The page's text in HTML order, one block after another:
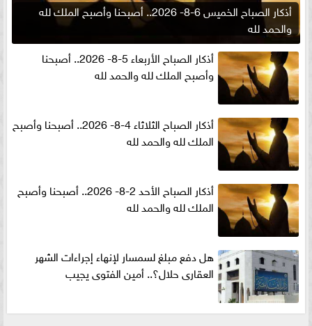
أذكار الصباح الخميس 6-8- 2026.. أصبحنا وأصبح الملك لله
والحمد لله
أذكار الصباح الأربعاء 5-8- 2026.. أصبحنا
وأصبح الملك لله والحمد لله
أذكار الصباح الثلاثاء 4-8- 2026.. أصبحنا وأصبح
الملك لله والحمد لله
أذكار الصباح الأحد 2-8- 2026.. أصبحنا وأصبح
الملك لله والحمد لله
هل دفع مبلغ لسمسار لإنهاء إجراءات الشهر
العقارى حلال؟.. أمين الفتوى يجيب